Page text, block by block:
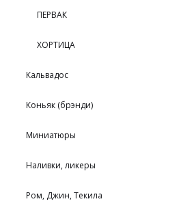
ПЕРВАК
ХОРТИЦА
Кальвадос
Коньяк (брэнди)
Миниатюры
Наливки, ликеры
Ром, Джин, Текила